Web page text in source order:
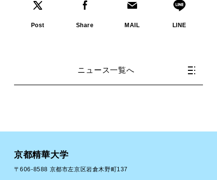
Post Share MAIL LINE
ニュース一覧へ
京都精華大学
〒606-8588 京都市左京区岩倉木野町137